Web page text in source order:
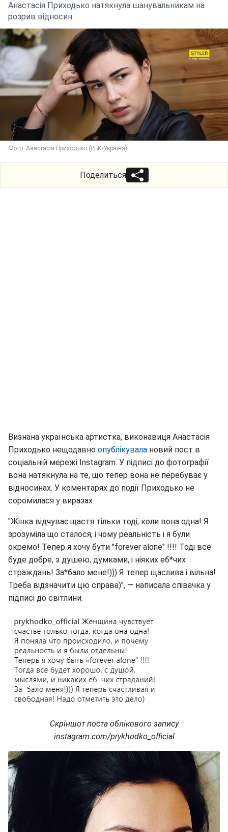
Анастасія Приходько натякнула шанувальникам на
розрив відносин
Фото: Анастасія Приходько (РБК-Україна)
Поделиться
Визнана українська артистка, виконавиця Анастасія
Приходько нещодавно опублікувала новий пост в
соціальній мережі Instagram. У підписі до фотографії
вона натякнула на те, що тепер вона не перебуває у
відносинах. У коментарях до події Приходько не
соромилася у виразах.
"Жінка відчуває щастя тільки тоді, коли вона одна! Я
зрозуміла що сталося, і чому реальність і я були
окремо! Тепер я хочу бути "forever alone" !!!! Тоді все
буде добре, з душею, думками, і ніяких еб*чих
страждань! За*бало мене!))) Я тепер щаслива і вільна!
Треба відзначити цю справа)", — написала співачка у
підписі до світлини.
Скріншот поста облікового запису
instagram.com/prykhodko_ official